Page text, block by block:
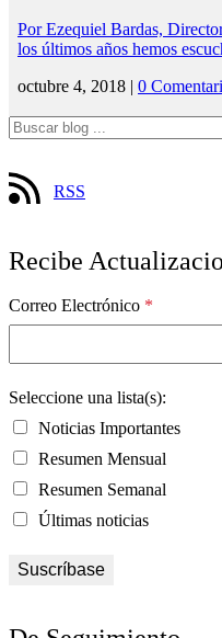
Por Ezequiel Bardas,
los últimos años hemos
octubre 4, 2018 | 0
RSS
Recibe
Correo Electrónico *
Seleccione una lista(s):
Noticias Importantes
Resumen Mensual
Resumen Semanal
Últimas noticias